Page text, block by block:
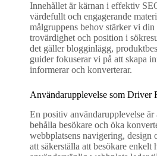
Innehållet är kärnan i effektiv
värdefullt och engagerande
målgruppens behov stärker vi din
trovärdighet och position i
det gäller blogginlägg,
guider fokuserar vi på att skapa
informerar och konverterar.
Användarupplevelse som Driver
En positiv användarupplevelse
behålla besökare och öka
webbplatsens navigering,
att säkerställa att besökare enkelt